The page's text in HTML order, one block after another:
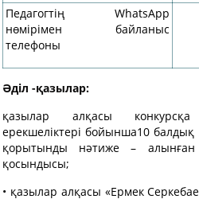
Педагогтің WhatsApp
нөмірімен байланыс
телефоны
Әділ -қазылар:
қазылар алқасы
ерекшеліктері бойынша10
қорытынды нәтиже –
қосындысы;
• қазылар алқасы «Ермек